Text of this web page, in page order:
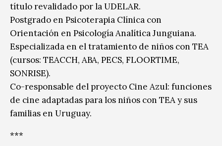
título revalidado por la UDELAR.
Postgrado en Psicoterapia Clínica con
Orientación en Psicología Analítica Junguiana.
Especializada en el tratamiento de niños con TEA
(cursos: TEACCH, ABA, PECS, FLOORTIME,
SONRISE).
Co-responsable del proyecto Cine Azul: funciones
de cine adaptadas para los niños con TEA y sus
familias en Uruguay.
***